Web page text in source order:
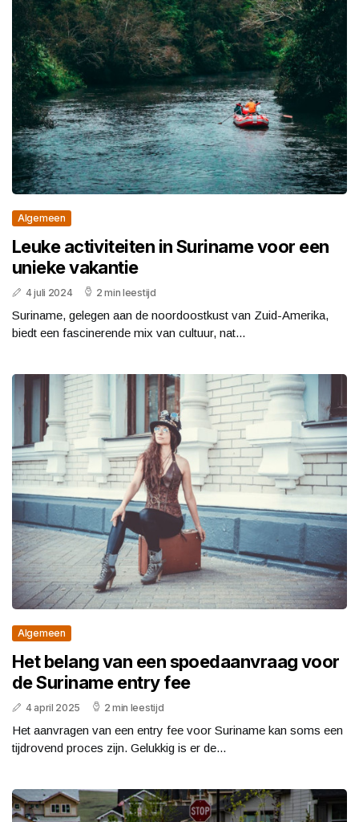
Algemeen
Leuke activiteiten in Suriname voor een
unieke vakantie
4 juli 2024 2 min leestijd
Suriname, gelegen aan de noordoostkust van Zuid-Amerika,
biedt een fascinerende mix van cultuur, nat...
Algemeen
Het belang van een spoedaanvraag voor
de Suriname entry fee
4 april 2025 2 min leestijd
Het aanvragen van een entry fee voor Suriname kan soms een
tijdrovend proces zijn. Gelukkig is er de...